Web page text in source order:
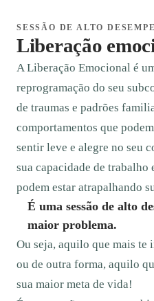
SESSÃO DE ALTO
Liberação
A Liberação Emocional é
reprogramação do seu
de traumas e padrões
comportamentos que
sentir leve e alegre no seu
sua capacidade de trabalho
podem estar atrapalhando
É uma sessão de alto
maior problema.
Ou seja, aquilo que mais te
ou de outra forma, aquilo
sua maior meta de vida!